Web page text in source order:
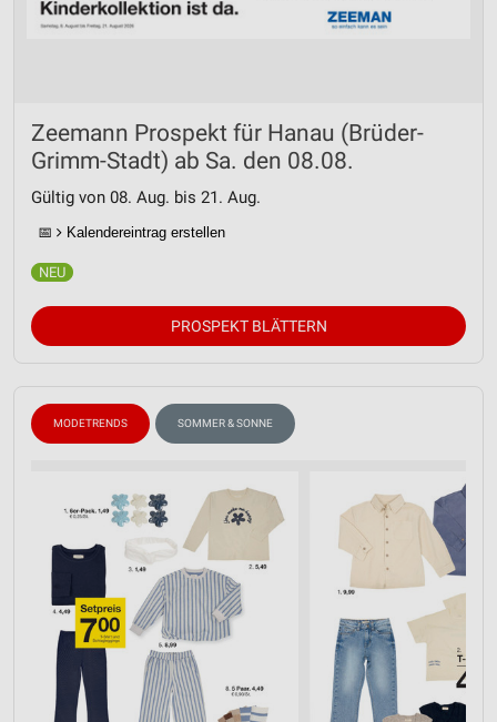
Zeemann Prospekt für Hanau (Brüder-
Grimm-Stadt) ab Sa. den 08.08.
Gültig von 08. Aug. bis 21. Aug.
📅 Kalendereintrag erstellen
PROSPEKT BLÄTTERN
MODETRENDS SOMMER & SONNE